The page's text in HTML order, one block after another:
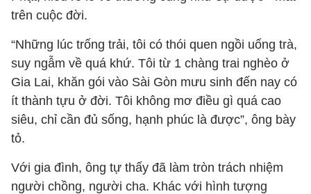
trên cuộc đời.
“Những lúc trống trải, tôi có thói quen ngồi uống trà,
suy ngẫm về quá khứ. Tôi từ 1 chàng trai nghèo ở
Gia Lai, khăn gói vào Sài Gòn mưu sinh đến nay có
ít thành tựu ở đời. Tôi không mơ điều gì quá cao
siêu, chỉ cần đủ sống, hạnh phúc là được”, ông bày
tỏ.
Với gia đình, ông tự thấy đã làm tròn trách nhiệm
người chồng, người cha. Khác với hình tượng